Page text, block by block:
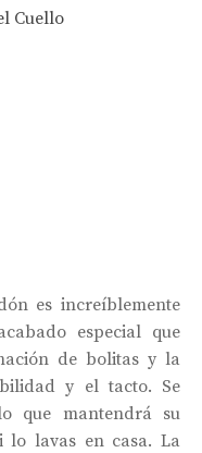
Cuello
es increíblemente
especial que
de bolitas y la
y el tacto. Se
que mantendrá su
lo lavas en casa. La